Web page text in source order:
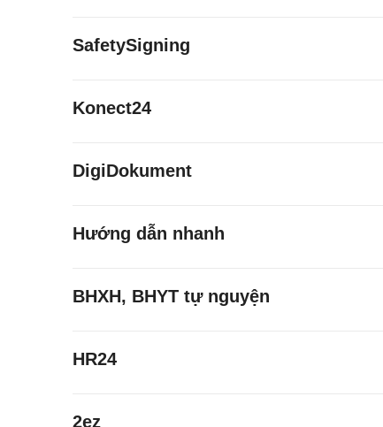
SafetySigning
Konect24
DigiDokument
Hướng dẫn nhanh
BHXH, BHYT tự nguyện
HR24
2ez